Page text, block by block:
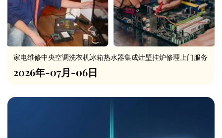
家电维修中央空调洗衣机冰箱热水器集成灶壁挂炉修理上门服务
2026年-07月-06日